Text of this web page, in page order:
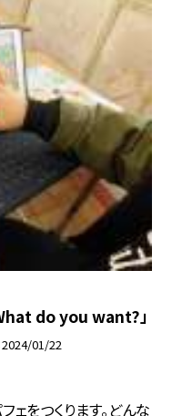
do you want?」
2024/01/22
ェをつくります。どんな